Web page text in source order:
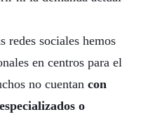
redes sociales hemos
en centros para el
no cuentan con
o